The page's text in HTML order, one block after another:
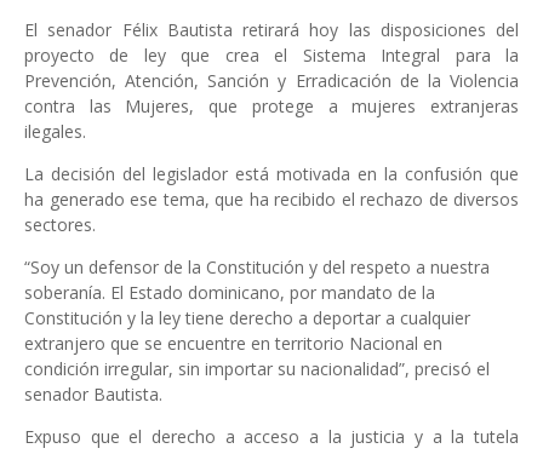
El senador Félix Bautista retirará hoy las disposiciones del
proyecto de ley que crea el Sistema Integral para la
Prevención, Atención, Sanción y Erradicación de la Violencia
contra las Mujeres, que protege a mujeres extranjeras
ilegales.
La decisión del legislador está motivada en la confusión que
ha generado ese tema, que ha recibido el rechazo de diversos
sectores.
“Soy un defensor de la Constitución y del respeto a nuestra
soberanía. El Estado dominicano, por mandato de la
Constitución y la ley tiene derecho a deportar a cualquier
extranjero que se encuentre en territorio Nacional en
condición irregular, sin importar su nacionalidad”, precisó el
senador Bautista.
Expuso que el derecho a acceso a la justicia y a la tutela